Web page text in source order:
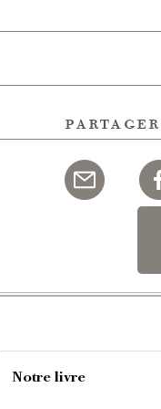
partager
Notre livre